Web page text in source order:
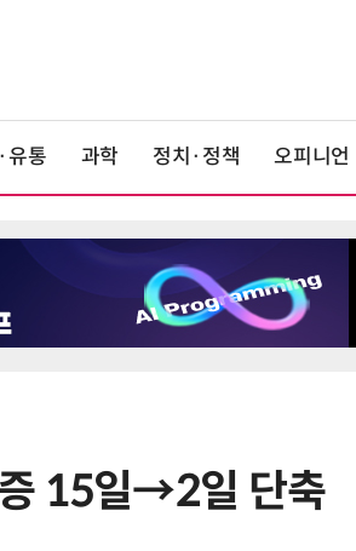
유통 과학 정치·정책 오피니언
15일→2일 단축
6 단독 보험 소비자 개인정보 유출 막